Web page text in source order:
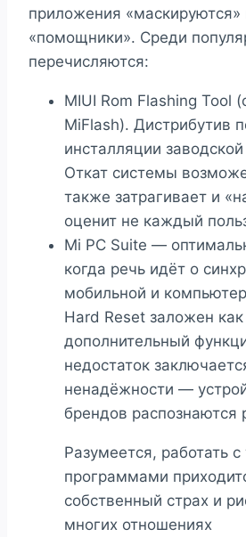
приложения
«помощники». Среди
перечисляются:
MIUI Rom Flashing Tool
MiFlash). Дистрибутив
инсталляции
Откат системы
также затрагивает и
оценит не каждый
Mi PC Suite —
когда речь идёт о
мобильной и
Hard Reset заложен как
дополнительный
недостаток
ненадёжности —
брендов распознаются
Разумеется, работать
программами
собственный страх и
многих отношениях